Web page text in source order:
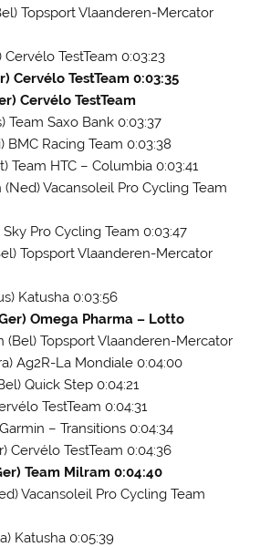
Topsport Vlaanderen-Mercator
TestTeam 0:03:23
Cervélo TestTeam 0:03:35
Cervélo TestTeam
Team Saxo Bank 0:03:37
BMC Racing Team 0:03:38
Team HTC – Columbia 0:03:41
Vacansoleil Pro Cycling Team
Pro Cycling Team 0:03:47
Topsport Vlaanderen-Mercator
Katusha 0:03:56
Omega Pharma – Lotto
(Bel) Topsport Vlaanderen-Mercator
Ag2R-La Mondiale 0:04:00
Quick Step 0:04:21
TestTeam 0:04:31
– Transitions 0:04:34
Cervélo TestTeam 0:04:36
Team Milram 0:04:40
Vacansoleil Pro Cycling Team
Katusha 0:05:39